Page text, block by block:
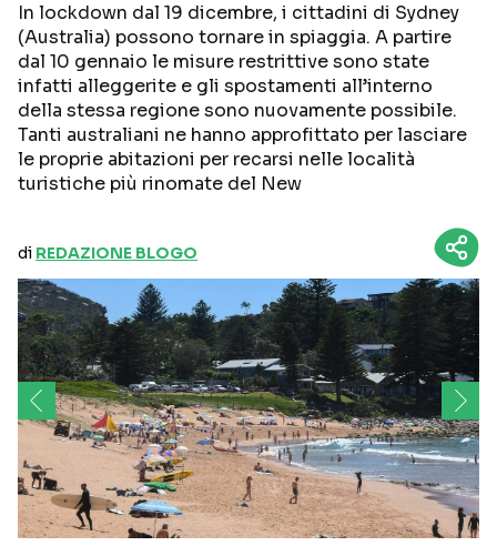
In lockdown dal 19 dicembre, i cittadini di Sydney
(Australia) possono tornare in spiaggia. A partire
dal 10 gennaio le misure restrittive sono state
infatti alleggerite e gli spostamenti all’interno
della stessa regione sono nuovamente possibile.
Tanti australiani ne hanno approfittato per lasciare
le proprie abitazioni per recarsi nelle località
turistiche più rinomate del New
di REDAZIONE BLOGO